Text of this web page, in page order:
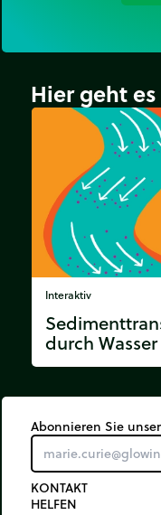
Hier geht
Interaktiv
durch Wasser
Abonnieren Sie
KONTAKT
HELFEN